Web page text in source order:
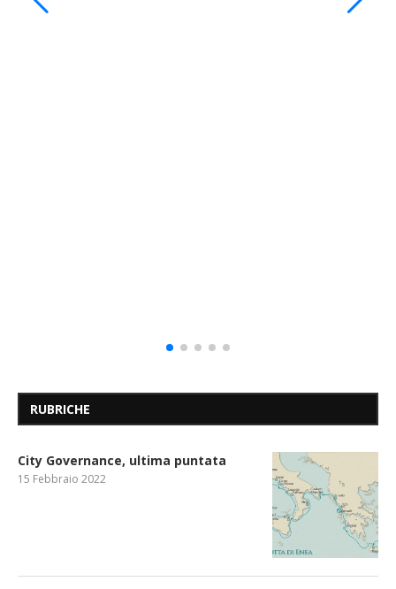
RUBRICHE
City Governance, ultima puntata
15 Febbraio 2022